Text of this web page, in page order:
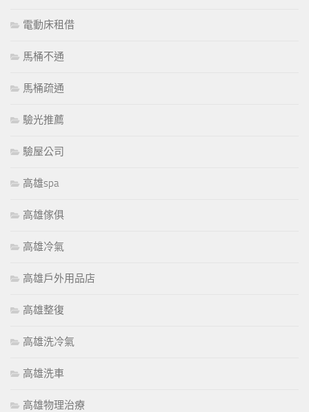
電動床租借
馬桶不通
馬桶疏通
驗光推薦
驗屋公司
高雄spa
高雄傢俱
高雄冷氣
高雄戶外用品店
高雄整復
高雄洗冷氣
高雄洗車
高雄物理治療